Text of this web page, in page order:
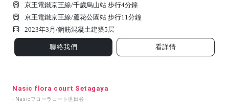
京王電鐵京王線/千歲烏山站 步行4分鐘
京王電鐵京王線/蘆花公園站 步行11分鐘
2023年3月/鋼筋混凝土建築5 层
聯絡我們 看詳情
Nasic flora court Setagaya
- Nasicフローラコート世田谷 -